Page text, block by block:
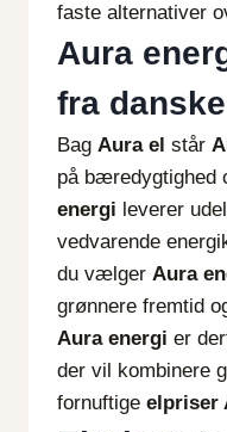
faste alternativer
Aura
fra
Bag Aura el står
på bæredygtighed
energi leverer
vedvarende
du vælger Aura
grønnere fremtid
Aura energi er
der vil kombinere
fornuftige elpriser